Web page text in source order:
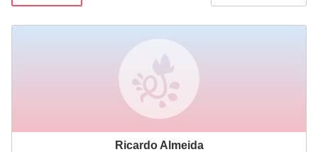
Ricardo Almeida